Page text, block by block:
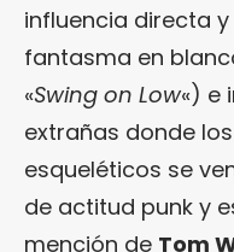
influencia directa
fantasma en
«Swing on Low«) e
extrañas donde
esqueléticos se
de actitud punk y
mención de Tom